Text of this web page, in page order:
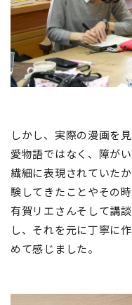
しかし、実際の漫画を
愛物語ではなく、障が
繊細に表現されていた
験してきたことやその
有賀リエさんそして講
し、それを元に丁寧に
めて感じました。